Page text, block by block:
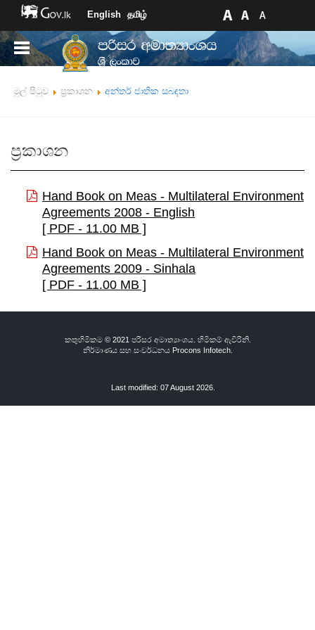
English தமிழ்
මුල් පිටුව ප්‍රකාශන අන්තර් ජාතික සබඳතා
ප්‍රකාශන
Hand Book on Meas - Multilateral Environment
Agreements 2008 - English
[ PDF - 11.00 MB ]
Hand Book on Meas - Multilateral Environment
Agreements 2009 - Sinhala
[ PDF - 11.00 MB ]
කතුහිමිකම © 2021 පරිසර අමාත්‍යාංශය. හිමිකම් ඇවිරිනි.
නිර්මාණය සහ සංවර්ධනය Procons Infotech.
Last modified: 07 August 2026.